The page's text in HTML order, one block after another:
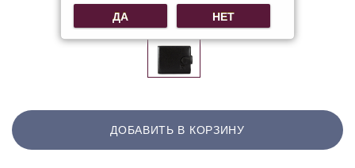
ДОБАВИТЬ В КОРЗИНУ
ДА НЕТ